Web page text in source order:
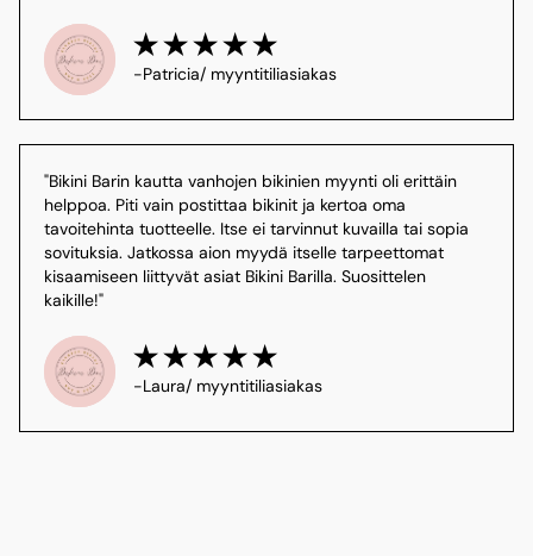
-Patricia/ myyntitiliasiakas
"Bikini Barin kautta vanhojen bikinien myynti oli erittäin
helppoa. Piti vain postittaa bikinit ja kertoa oma
tavoitehinta tuotteelle. Itse ei tarvinnut kuvailla tai sopia
sovituksia. Jatkossa aion myydä itselle tarpeettomat
kisaamiseen liittyvät asiat Bikini Barilla. Suosittelen
kaikille!"
-Laura/ myyntitiliasiakas